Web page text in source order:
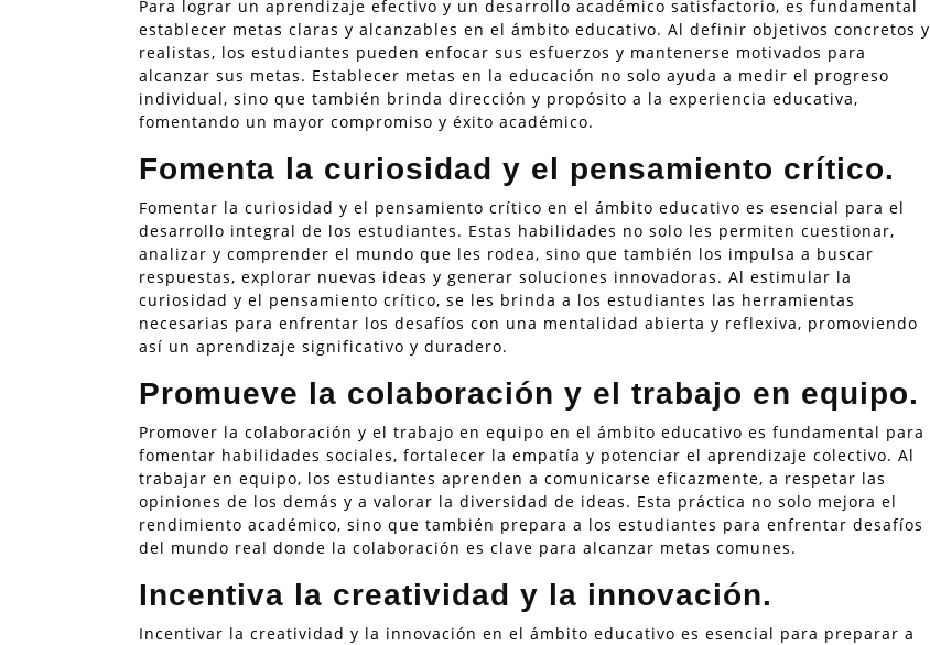
Para lograr un aprendizaje efectivo y un desarrollo académico satisfactorio, es fundamental
establecer metas claras y alcanzables en el ámbito educativo. Al definir objetivos concretos y
realistas, los estudiantes pueden enfocar sus esfuerzos y mantenerse motivados para
alcanzar sus metas. Establecer metas en la educación no solo ayuda a medir el progreso
individual, sino que también brinda dirección y propósito a la experiencia educativa,
fomentando un mayor compromiso y éxito académico.
Fomenta la curiosidad y el pensamiento crítico.
Fomentar la curiosidad y el pensamiento crítico en el ámbito educativo es esencial para el
desarrollo integral de los estudiantes. Estas habilidades no solo les permiten cuestionar,
analizar y comprender el mundo que les rodea, sino que también los impulsa a buscar
respuestas, explorar nuevas ideas y generar soluciones innovadoras. Al estimular la
curiosidad y el pensamiento crítico, se les brinda a los estudiantes las herramientas
necesarias para enfrentar los desafíos con una mentalidad abierta y reflexiva, promoviendo
así un aprendizaje significativo y duradero.
Promueve la colaboración y el trabajo en equipo.
Promover la colaboración y el trabajo en equipo en el ámbito educativo es fundamental para
fomentar habilidades sociales, fortalecer la empatía y potenciar el aprendizaje colectivo. Al
trabajar en equipo, los estudiantes aprenden a comunicarse eficazmente, a respetar las
opiniones de los demás y a valorar la diversidad de ideas. Esta práctica no solo mejora el
rendimiento académico, sino que también prepara a los estudiantes para enfrentar desafíos
del mundo real donde la colaboración es clave para alcanzar metas comunes.
Incentiva la creatividad y la innovación.
Incentivar la creatividad y la innovación en el ámbito educativo es esencial para preparar a